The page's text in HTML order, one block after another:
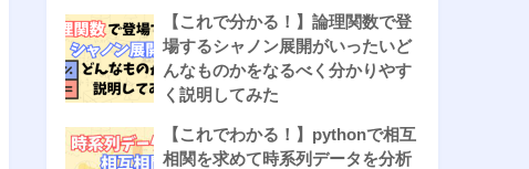
【これで分かる！】論理関数で登
場するシャノン展開がいったいど
んなものかをなるべく分かりやす
く説明してみた
【これでわかる！】pythonで相互
相関を求めて時系列データを分析